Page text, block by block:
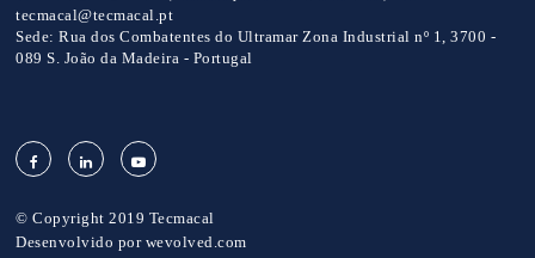
tecmacal@tecmacal.pt
Sede: Rua dos Combatentes do Ultramar Zona Industrial nº 1, 3700 -
089 S. João da Madeira - Portugal
© Copyright 2019 Tecmacal
Desenvolvido por wevolved.com